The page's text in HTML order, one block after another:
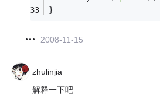
}
2008-11-15
zhulinjia
解释一下吧